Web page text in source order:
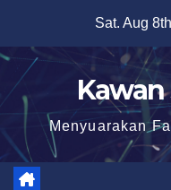
content
Sat. Aug
Menyuarakan